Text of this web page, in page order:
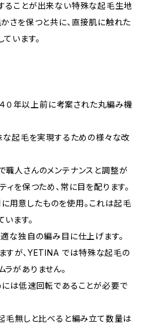
ることが出来ない特殊な起毛生地
さを保つと共に、直接肌に触れた
います。
０年以上前に考案された丸編み機
な起毛を実現するための様々な改
人さんのメンテナンスと調整が
ィを保つため、常に目を配ります。
用意したものを使用。これは起毛
ます。
な独自の編み目に仕上げます。
すが、YETINA では特殊な起毛の
がありません。
には低速回転であることが必要で
毛無しと比べると編み立て数量は